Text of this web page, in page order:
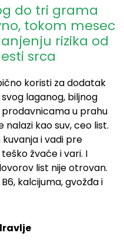
do tri grama
tokom mesec
rizika od
srca
koristi za dodatak
laganog, biljnog
prodavnicama u prahu
nalazi kao suv, ceo list.
i vadi pre
žvaće i vari. I
list nije otrovan.
kalcijuma, gvožđa i